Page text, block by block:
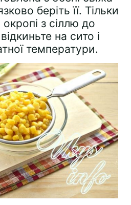
беріть її. Тільки
окропі з сіллю до
на сито і
температури.